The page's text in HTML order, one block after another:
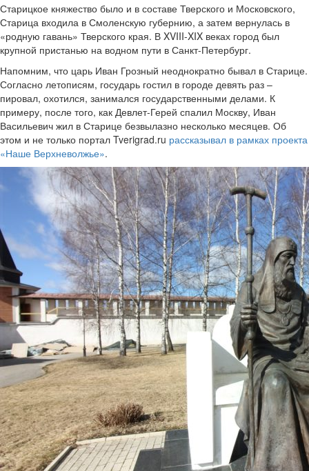
Старицкое княжество было и в составе Тверского и Московского,
Старица входила в Смоленскую губернию, а затем вернулась в
«родную гавань» Тверского края. В XVIII-XIX веках город был
крупной пристанью на водном пути в Санкт-Петербург.
Напомним, что царь Иван Грозный неоднократно бывал в Старице.
Согласно летописям, государь гостил в городе девять раз –
пировал, охотился, занимался государственными делами. К
примеру, после того, как Девлет-Герей спалил Москву, Иван
Васильевич жил в Старице безвылазно несколько месяцев. Об
этом и не только портал Tverigrad.ru рассказывал в рамках проекта
«Наше Верхневолжье».